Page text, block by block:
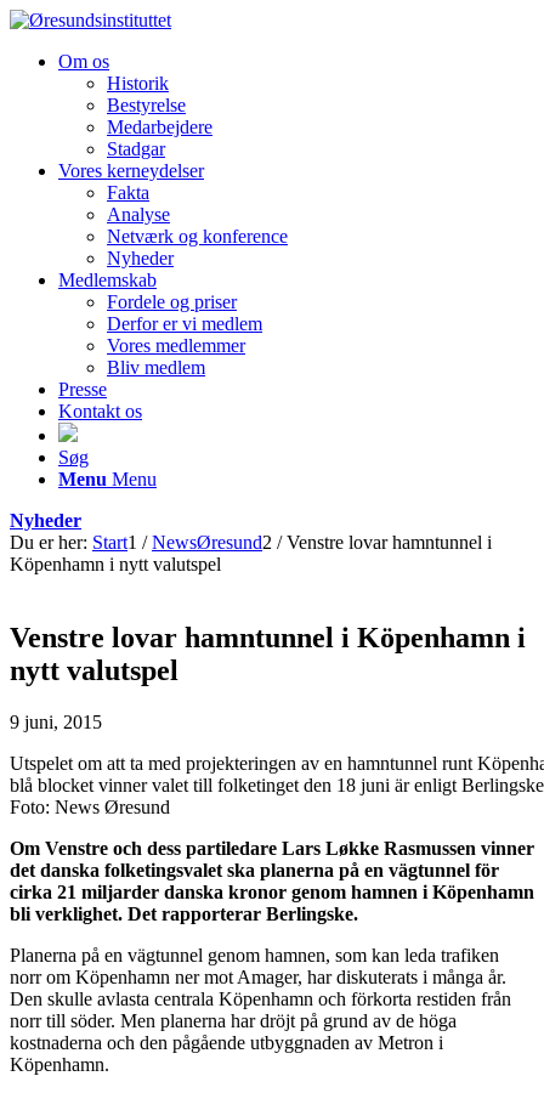
Om os
Historik
Bestyrelse
Medarbejdere
Stadgar
Vores kerneydelser
Fakta
Analyse
Netværk og konference
Nyheder
Medlemskab
Fordele og priser
Derfor er vi medlem
Vores medlemmer
Bliv medlem
Presse
Kontakt os
Søg
Menu Menu
Nyheder
Du er her: Start1 / NewsØresund2 / Venstre lovar hamntunnel i
Köpenhamn i nytt valutspel
Venstre lovar hamntunnel i Köpenhamn i
nytt valutspel
9 juni, 2015
Utspelet om att ta med projekteringen av en hamntunnel runt
blå blocket vinner valet till folketinget den 18 juni är enligt
Foto: News Øresund
Om Venstre och dess partiledare Lars Løkke Rasmussen vinner
det danska folketingsvalet ska planerna på en vägtunnel för
cirka 21 miljarder danska kronor genom hamnen i Köpenhamn
bli verklighet. Det rapporterar Berlingske.
Planerna på en vägtunnel genom hamnen, som kan leda trafiken
norr om Köpenhamn ner mot Amager, har diskuterats i många år.
Den skulle avlasta centrala Köpenhamn och förkorta restiden från
norr till söder. Men planerna har dröjt på grund av de höga
kostnaderna och den pågående utbyggnaden av Metron i
Köpenhamn.